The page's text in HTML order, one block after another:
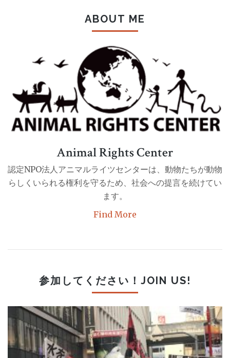
ABOUT ME
Animal Rights Center
認定NPO法人アニマルライツセンターは、動物たちが動物
らしくいられる権利を守るため、社会への提言を続けてい
ます。
Find More
参加してください！JOIN US!